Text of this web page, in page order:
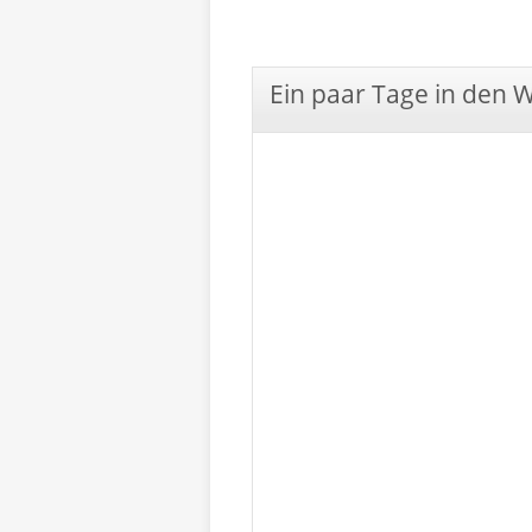
Ein paar Tage in den